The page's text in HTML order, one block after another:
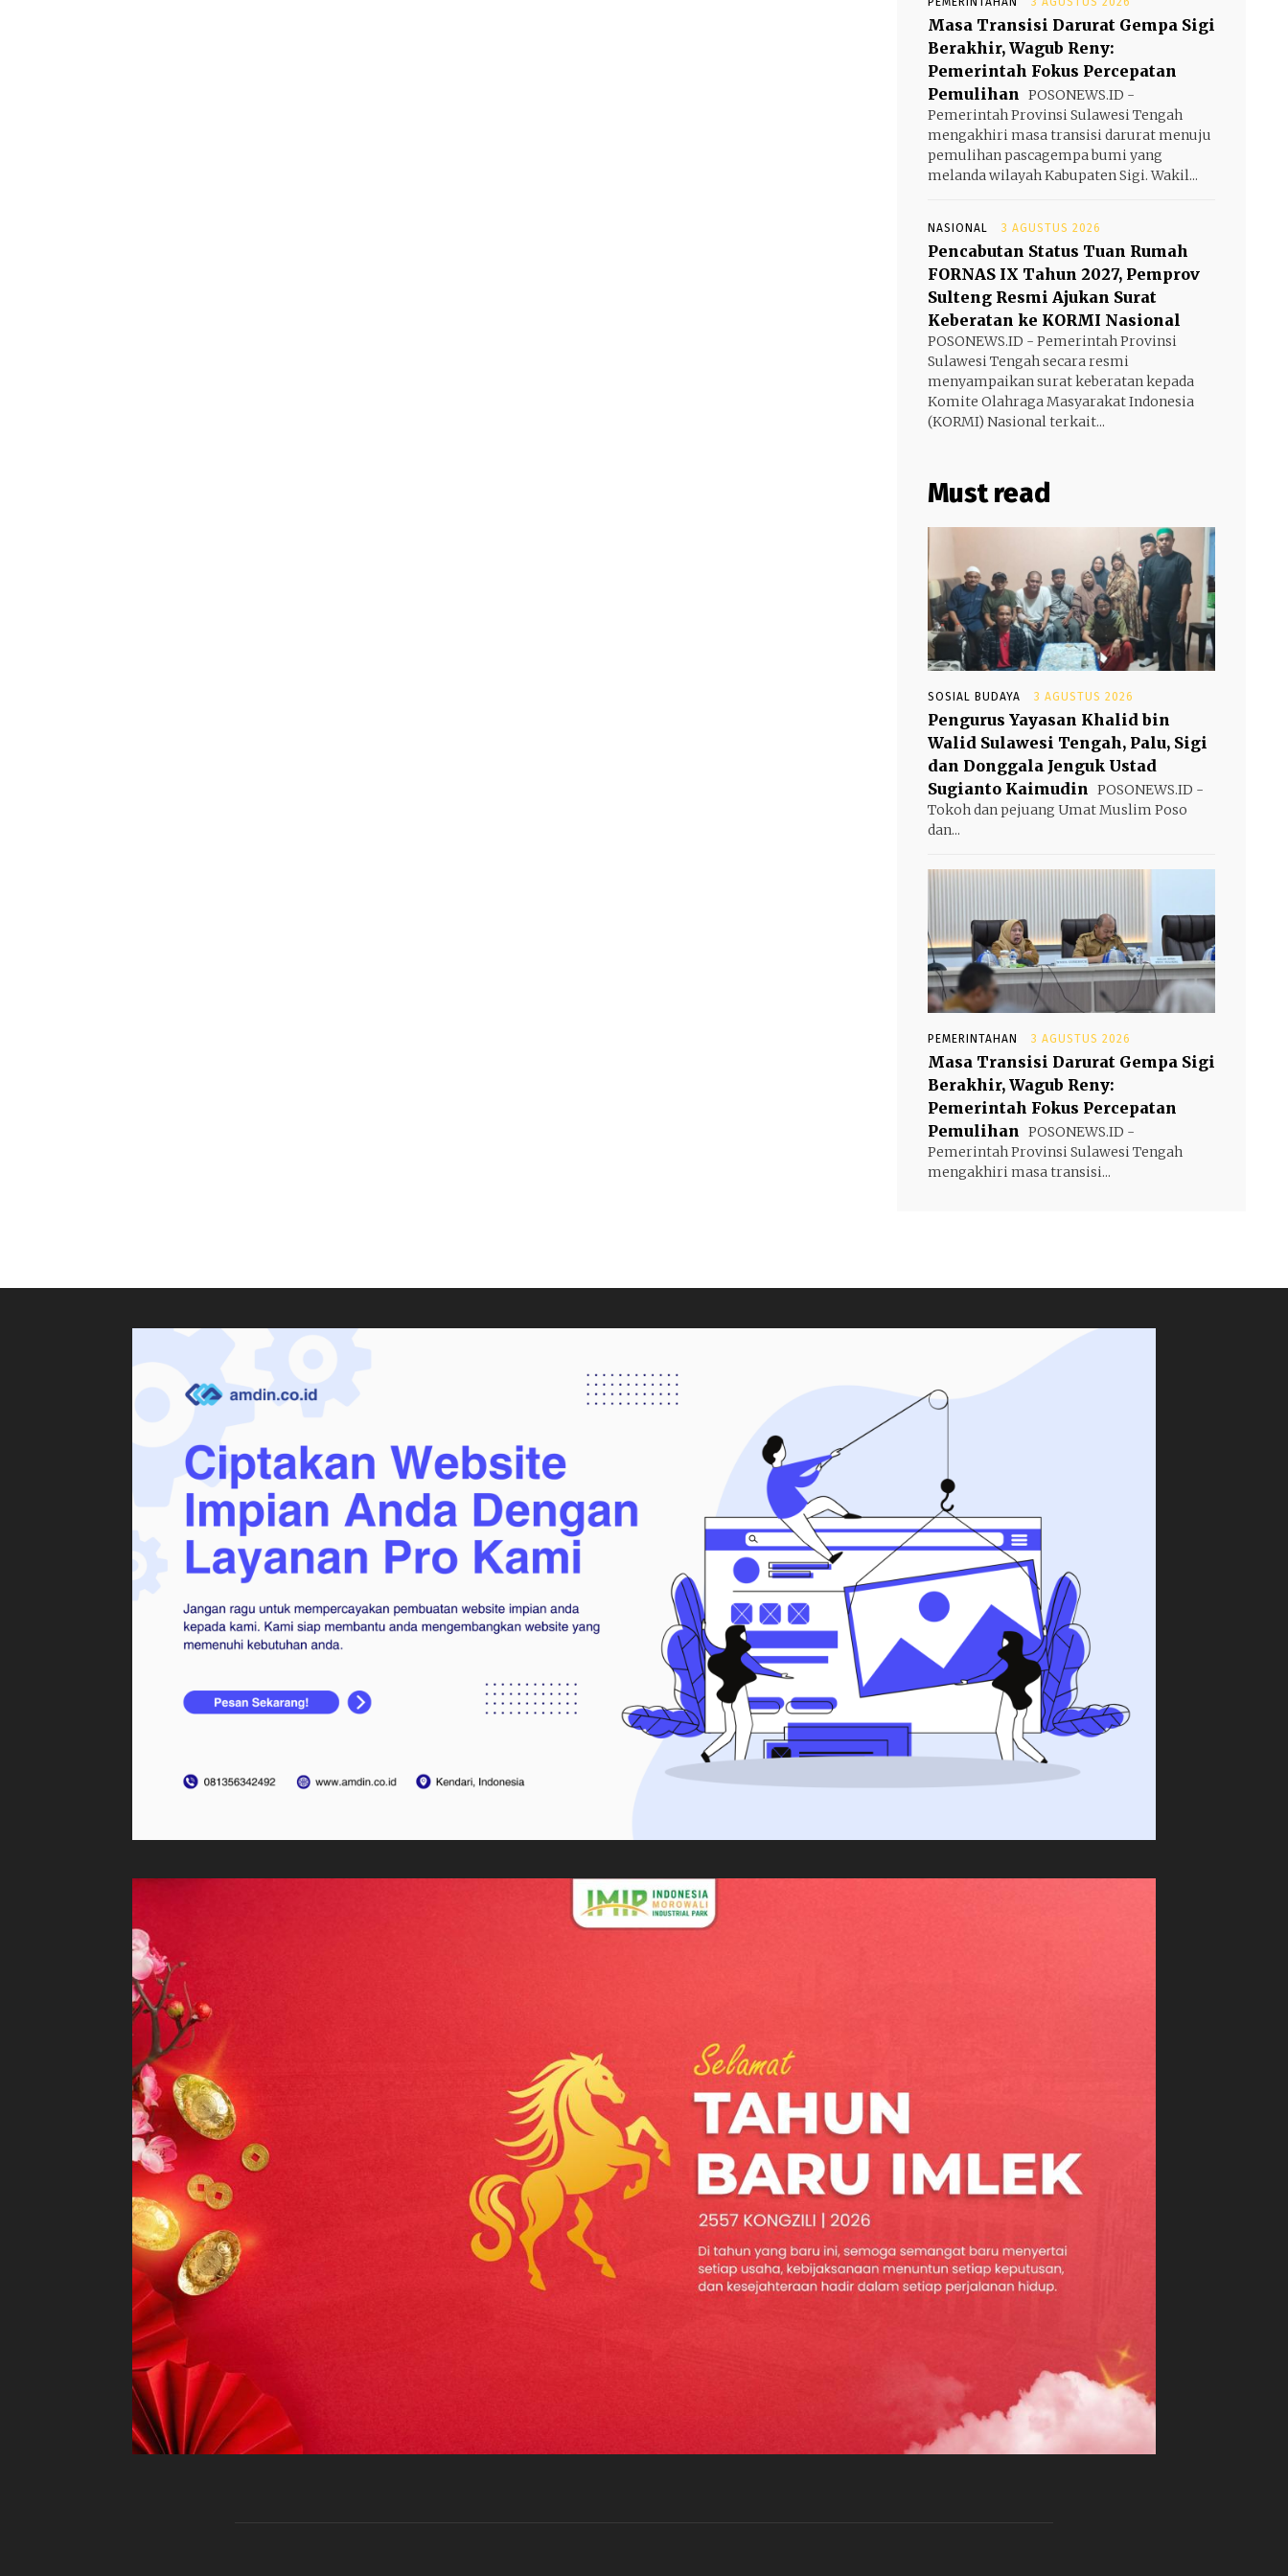
Masa Transisi Darurat Gempa Sigi
Berakhir, Wagub Reny:
Pemerintah Fokus Percepatan
Pemulihan POSONEWS.ID -
Pemerintah Provinsi Sulawesi Tengah
mengakhiri masa transisi darurat menuju
pemulihan pascagempa bumi yang
melanda wilayah Kabupaten Sigi. Wakil...
NASIONAL 3 AGUSTUS 2026
Pencabutan Status Tuan Rumah
FORNAS IX Tahun 2027, Pemprov
Sulteng Resmi Ajukan Surat
Keberatan ke KORMI Nasional
POSONEWS.ID - Pemerintah Provinsi
Sulawesi Tengah secara resmi
menyampaikan surat keberatan kepada
Komite Olahraga Masyarakat Indonesia
(KORMI) Nasional terkait...
Must read
SOSIAL BUDAYA 3 AGUSTUS 2026
Pengurus Yayasan Khalid bin
Walid Sulawesi Tengah, Palu, Sigi
dan Donggala Jenguk Ustad
Sugianto Kaimudin POSONEWS.ID -
Tokoh dan pejuang Umat Muslim Poso
dan...
PEMERINTAHAN 3 AGUSTUS 2026
Masa Transisi Darurat Gempa Sigi
Berakhir, Wagub Reny:
Pemerintah Fokus Percepatan
Pemulihan POSONEWS.ID -
Pemerintah Provinsi Sulawesi Tengah
mengakhiri masa transisi...